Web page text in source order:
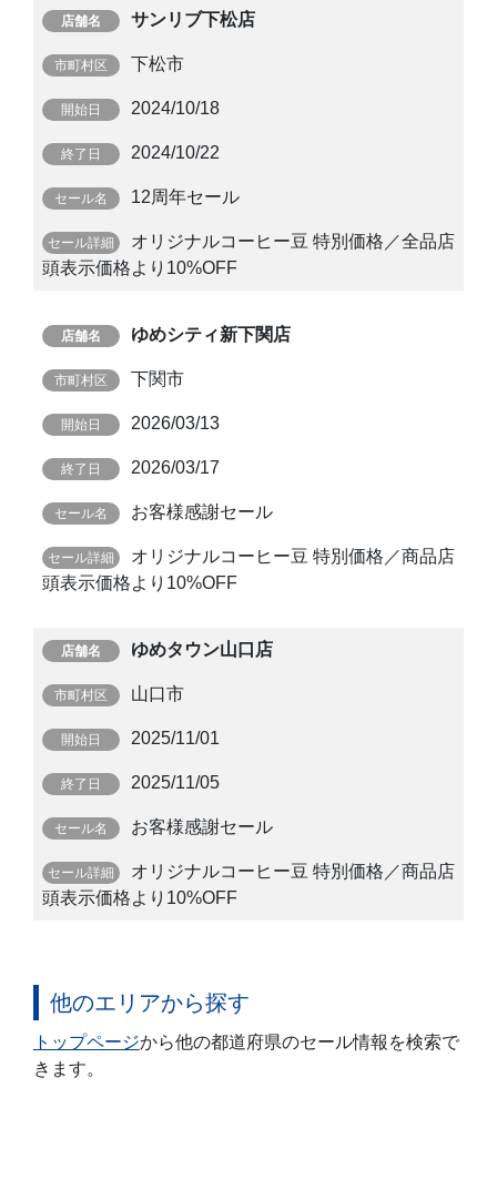
サンリブ下松店
下松市
2024/10/18
2024/10/22
12周年セール
オリジナルコーヒー豆 特別価格／全品店
頭表示価格より10%OFF
ゆめシティ新下関店
下関市
2026/03/13
2026/03/17
お客様感謝セール
オリジナルコーヒー豆 特別価格／商品店
頭表示価格より10%OFF
ゆめタウン山口店
山口市
2025/11/01
2025/11/05
お客様感謝セール
オリジナルコーヒー豆 特別価格／商品店
頭表示価格より10%OFF
他のエリアから探す
トップページから他の都道府県のセール情報を検索で
きます。